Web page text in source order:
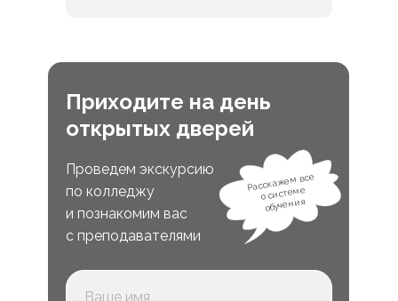
Приходите на день
открытых дверей
Проведем экскурсию
по колледжу
и познакомим вас
с преподавателями
Расскажем все
о системе
обучения